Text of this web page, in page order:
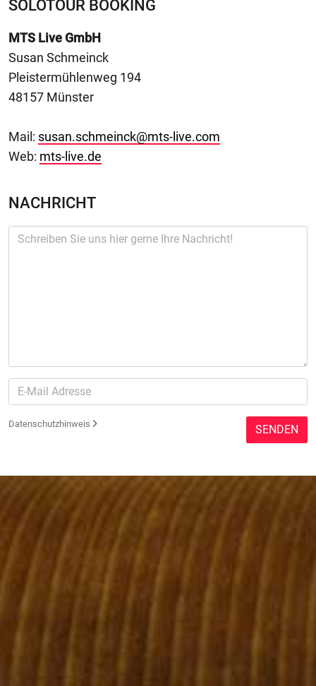
SOLOTOUR BOOKING
MTS Live GmbH
Susan Schmeinck
Pleistermühlenweg 194
48157 Münster
Mail: susan.schmeinck@mts-live.com
Web: mts-live.de
NACHRICHT
Datenschutzhinweis SENDEN